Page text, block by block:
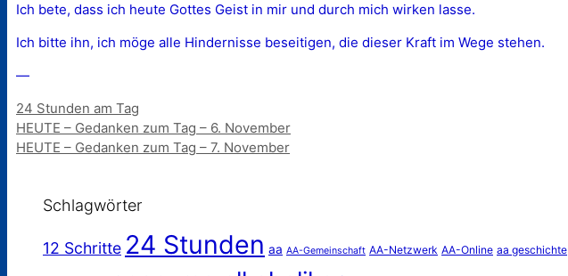
Ich bete, dass ich heute Gottes Geist in mir und durch mich wirken lasse.
Ich bitte ihn, ich möge alle Hindernisse beseitigen, die dieser Kraft im Wege stehen.
—
Kategorien
24 Stunden am Tag
HEUTE – Gedanken zum Tag – 6. November
HEUTE – Gedanken zum Tag – 7. November
Schlagwörter
12 Schritte 24 Stunden aa AA-Gemeinschaft AA-Netzwerk AA-Online aa geschichte